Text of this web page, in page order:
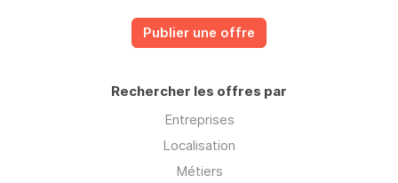
Publier une offre
Rechercher les offres par
Entreprises
Localisation
Métiers